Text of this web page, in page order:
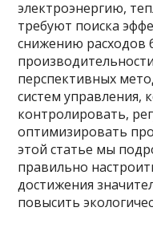
электроэнергию,
требуют поиска
снижению расходов
перспективных
систем управления,
контролировать,
оптимизировать
этой статье мы
правильно
достижения
повысить